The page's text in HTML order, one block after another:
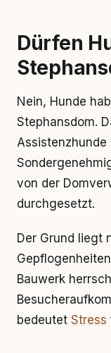
Dürfen
Nein, Hunde
Stephansdom.
von der
durchgesetzt.
Der Grund liegt
Bauwerk
bedeutet Stress